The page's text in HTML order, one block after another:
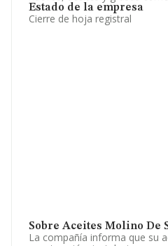
Estado de la empresa
Cierre de hoja registral
Sobre Aceites Molino De
La compañía informa que su